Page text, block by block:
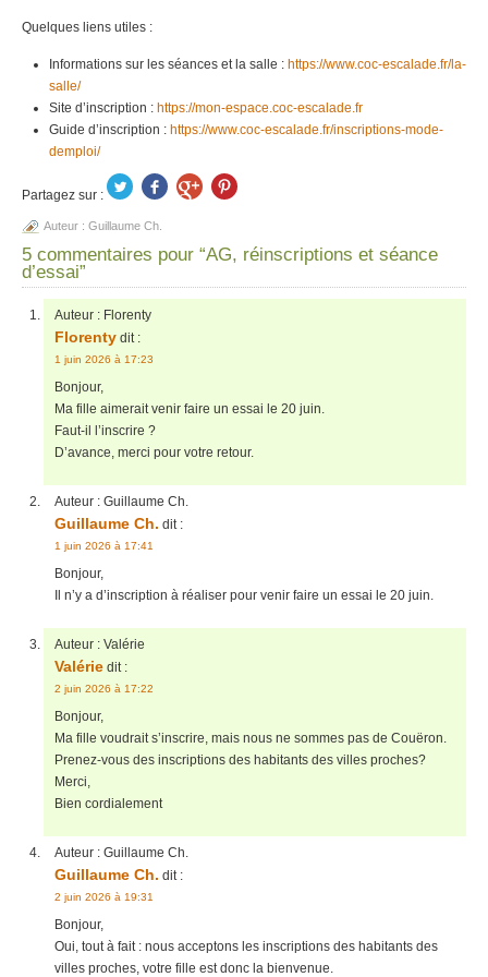
Quelques liens utiles :
Informations sur les séances et la salle : https://www.coc-escalade.fr/la-
salle/
Site d’inscription : https://mon-espace.coc-escalade.fr
Guide d’inscription : https://www.coc-escalade.fr/inscriptions-mode-
demploi/
Partagez sur :
Auteur : Guillaume Ch.
5 commentaires pour “AG, réinscriptions et séance
d’essai”
Auteur : Florenty
Florenty dit :
1 juin 2026 à 17:23
Bonjour,
Ma fille aimerait venir faire un essai le 20 juin.
Faut-il l’inscrire ?
D’avance, merci pour votre retour.
Auteur : Guillaume Ch.
Guillaume Ch. dit :
1 juin 2026 à 17:41
Bonjour,
Il n’y a d’inscription à réaliser pour venir faire un essai le 20 juin.
Auteur : Valérie
Valérie dit :
2 juin 2026 à 17:22
Bonjour,
Ma fille voudrait s’inscrire, mais nous ne sommes pas de Couëron.
Prenez-vous des inscriptions des habitants des villes proches?
Merci,
Bien cordialement
Auteur : Guillaume Ch.
Guillaume Ch. dit :
2 juin 2026 à 19:31
Bonjour,
Oui, tout à fait : nous acceptons les inscriptions des habitants des
villes proches, votre fille est donc la bienvenue.